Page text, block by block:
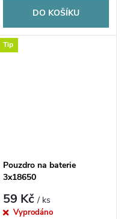
DO KOŠÍKU
Tip
Pouzdro na baterie
3x18650
59 Kč/ ks
Vyprodáno